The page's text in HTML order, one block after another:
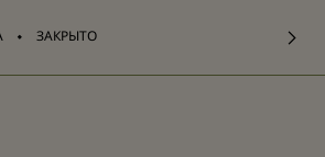
⬩ ЗАКРЫТО